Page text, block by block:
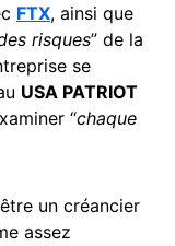
FTX, ainsi que
risques” de la
se
USA PATRIOT
“chaque
un créancier
assez